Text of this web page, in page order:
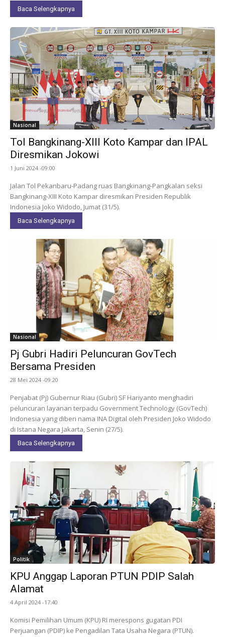
Baca Selengkapnya
Nasional
Tol Bangkinang-XIII Koto Kampar dan IPAL
Diresmikan Jokowi
1 Juni 2024 -09:00
Jalan Tol Pekanbaru-Padang ruas Bangkinang-Pangkalan seksi
Bangkinang-XIII Koto Kampar diresmikan Presiden Republik
Indonesia Joko Widodo, Jumat (31/5).
Baca Selengkapnya
Nasional
Pj Gubri Hadiri Peluncuran GovTech
Bersama Presiden
28 Mei 2024 -09:20
Penjabat (Pj) Gubernur Riau (Gubri) SF Hariyanto menghadiri
peluncuran layanan terpadu Government Technology (GovTech)
Indonesia yang diberi nama INA Digital oleh Presiden Joko Widodo
di Istana Negara Jakarta, Senin (27/5).
Baca Selengkapnya
Politik
KPU Anggap Laporan PTUN PDIP Salah
Alamat
4 April 2024 -17:40
Komisi Pemilihan Umum (KPU) RI merespons gugatan PDI
Perjuangan (PDIP) ke Pengadilan Tata Usaha Negara (PTUN).